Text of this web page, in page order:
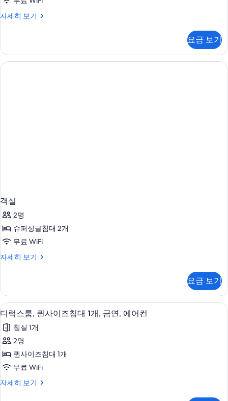
자세히 보기
객
히
보
기
요금 보기
객실
2명
슈퍼싱글침대 2개
무료 WiFi
자세히 보기
객
히
보
기
요금 보기
디
럭
스
룸,
퀸
이
디럭스룸, 퀸사이즈침대 1개, 금연, 에
12
디럭스룸, 퀸사이즈침대 1개, 금연, 에어컨
침실 1개
2명
퀸사이즈침대 1개
무료 WiFi
자세히 보기
디